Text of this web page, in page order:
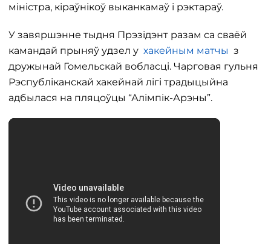
міністра, кіраўнікоў выканкамаў і рэктараў.
У завяршэнне тыдня Прэзідэнт разам са сваёй
камандай прыняў удзел у хакейным матчы з
дружынай Гомельскай вобласці. Чарговая гульня
Рэспубліканскай хакейнай лігі традыцыйна
адбылася на пляцоўцы “Алімпік-Арэны”.